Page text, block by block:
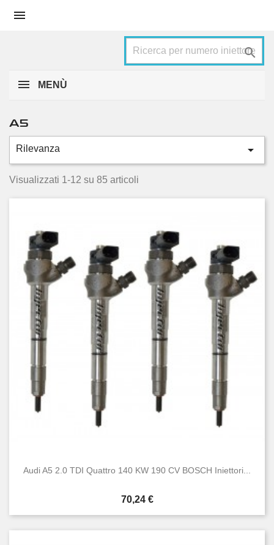


MENÙ
2.0 TDI
27
3.0 TDI quattro
Condizione
Nuovo 42 Usato 43
A5
Rilevanza 
Visualizzati 1-12 su 85 articoli
Audi A5 2.0 TDI Quattro 140 KW 190 CV BOSCH Iniettori...
Prezzo
70,24 €